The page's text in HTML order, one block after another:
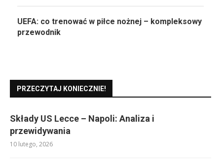
UEFA: co trenować w piłce nożnej – kompleksowy
przewodnik
PRZECZYTAJ KONIECZNIE!
Składy US Lecce – Napoli: Analiza i
przewidywania
10 lutego, 2026